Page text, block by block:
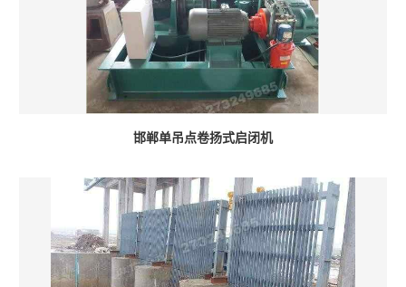
邯郸单吊点卷扬式启闭机